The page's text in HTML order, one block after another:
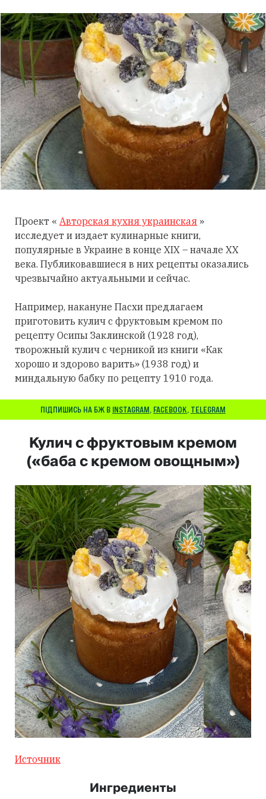
Проект « Авторская кухня украинская »
исследует и издает кулинарные книги,
популярные в Украине в конце XIX – начале XX
века. Публиковавшиеся в них рецепты оказались
чрезвычайно актуальными и сейчас.
Например, накануне Пасхи предлагаем
приготовить кулич с фруктовым кремом по
рецепту Осипы Заклинской (1928 год),
творожный кулич с черникой из книги «Как
хорошо и здорово варить» (1938 год) и
миндальную бабку по рецепту 1910 года.
ПІДПИШИСЬ НА БЖ В INSTAGRAM, FACEBOOK, TELEGRAM
Кулич с фруктовым кремом
(«баба с кремом овощным»)
Источник
Ингредиенты